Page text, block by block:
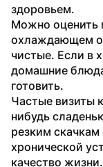
здоровьем.
Можно оценить
охлаждающем
чистые. Если в
домашние
готовить.
Частые визиты
нибудь
резким скачкам
хронической
качество